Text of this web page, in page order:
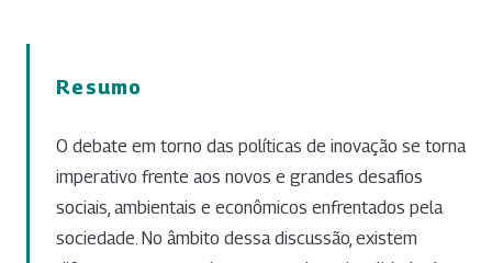
Resumo
O debate em torno das políticas de inovação se torna
imperativo frente aos novos e grandes desafios
sociais, ambientais e econômicos enfrentados pela
sociedade. No âmbito dessa discussão, existem